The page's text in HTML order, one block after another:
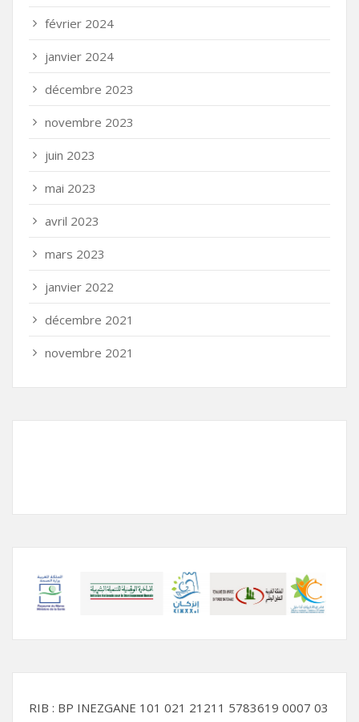
février 2024
janvier 2024
décembre 2023
novembre 2023
juin 2023
mai 2023
avril 2023
mars 2023
janvier 2022
décembre 2021
novembre 2021
RIB : BP INEZGANE 101 021 21211 5783619 0007 03